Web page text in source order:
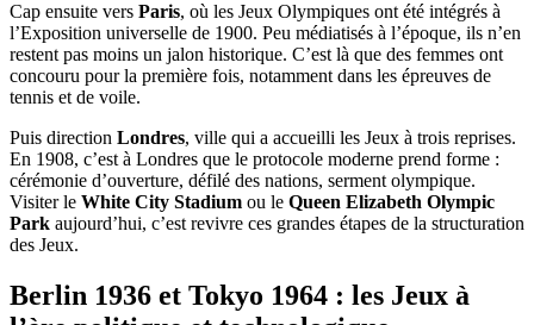
Cap ensuite vers Paris, où les Jeux Olympiques ont été intégrés à
l’Exposition universelle de 1900. Peu médiatisés à l’époque, ils n’en
restent pas moins un jalon historique. C’est là que des femmes ont
concouru pour la première fois, notamment dans les épreuves de
tennis et de voile.
Puis direction Londres, ville qui a accueilli les Jeux à trois reprises.
En 1908, c’est à Londres que le protocole moderne prend forme :
cérémonie d’ouverture, défilé des nations, serment olympique.
Visiter le White City Stadium ou le Queen Elizabeth Olympic
Park aujourd’hui, c’est revivre ces grandes étapes de la structuration
des Jeux.
Berlin 1936 et Tokyo 1964 : les Jeux à